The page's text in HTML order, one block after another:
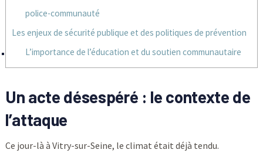
police-communauté
Les enjeux de sécurité publique et des politiques de prévention
L’importance de l’éducation et du soutien communautaire
Un acte désespéré : le contexte de
l’attaque
Ce jour-là à Vitry-sur-Seine, le climat était déjà tendu.